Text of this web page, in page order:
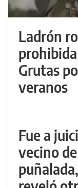
Ladrón
Grutas
veranos
Fue a
vecino